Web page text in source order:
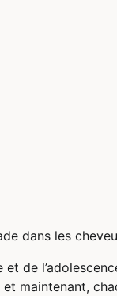
dans les
et de
et maintenant,